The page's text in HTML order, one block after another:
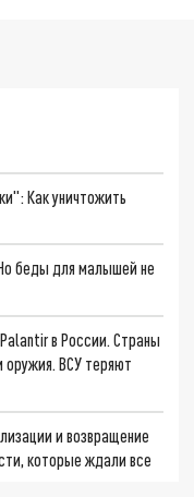
Как уничтожить
беды для малышей не
в России. Страны
оружия. ВСУ теряют
и возвращение
которые ждали все